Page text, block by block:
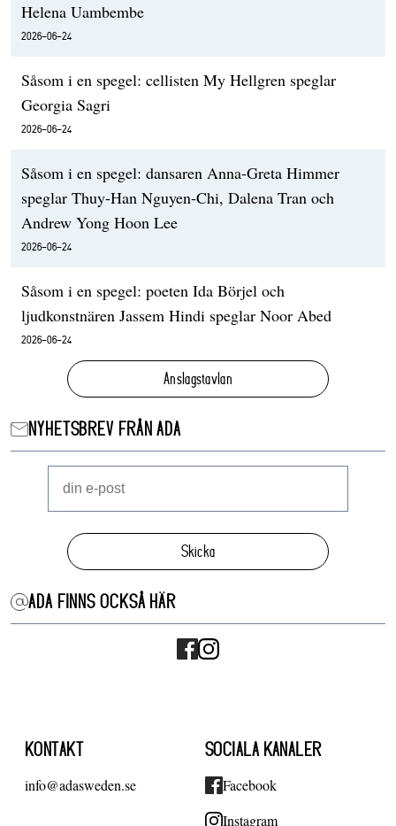
Helena Uambembe
2026-06-24
Såsom i en spegel: cellisten My Hellgren speglar
Georgia Sagri
2026-06-24
Såsom i en spegel: dansaren Anna-Greta Himmer
speglar Thuy-Han Nguyen-Chi, Dalena Tran och
Andrew Yong Hoon Lee
2026-06-24
Såsom i en spegel: poeten Ida Börjel och
ljudkonstnären Jassem Hindi speglar Noor Abed
2026-06-24
Anslagstavlan
NYHETSBREV FRÅN ADA
Skicka
ADA FINNS OCKSÅ HÄR
KONTAKT
info@adasweden.se
SOCIALA KANALER
Facebook
Instagram